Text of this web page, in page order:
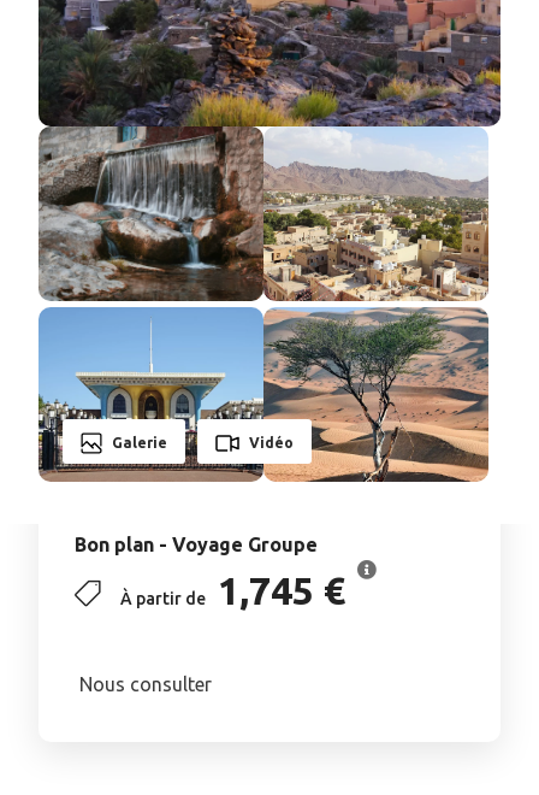
Galerie Vidéo
Bon plan - Voyage Groupe
À partir de 1,745 €
Nous consulter